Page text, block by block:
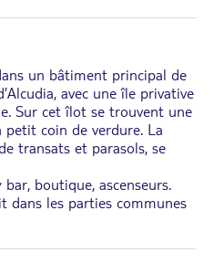
un bâtiment principal de
avec une île privative
Sur cet îlot se trouvent une
petit coin de verdure. La
transats et parasols, se
boutique, ascenseurs.
dans les parties communes